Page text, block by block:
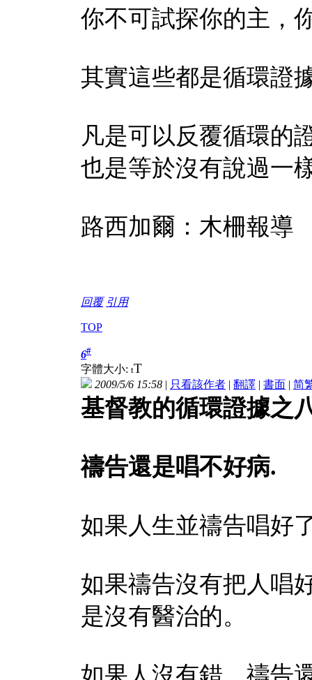
你不可試探你的主，
其實這些都是循環證
凡是可以反覆循環的
也是等於沒有說過一
路西加爾：木柵報導
回覆 引用
TOP
6#
字體大小: tT
2009/5/6 15:58 | 只看該作者 | 翻譯 | 書面 | 简
基督教的循環證據之
禱告還是唱不好病.
如果人生並禱告唱好
如果禱告沒有把人唱
是沒有醫治的。
如果人沒有錯，禱告